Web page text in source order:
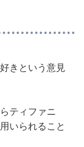
きという意見
ティファニ
いられること